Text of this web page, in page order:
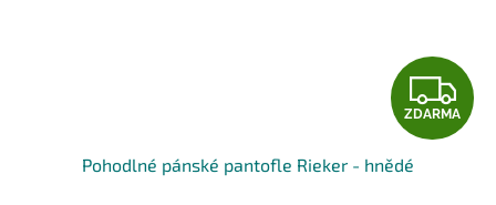
Z
D
ZDARMA
Pohodlné pánské pantofle Rieker - hnědé